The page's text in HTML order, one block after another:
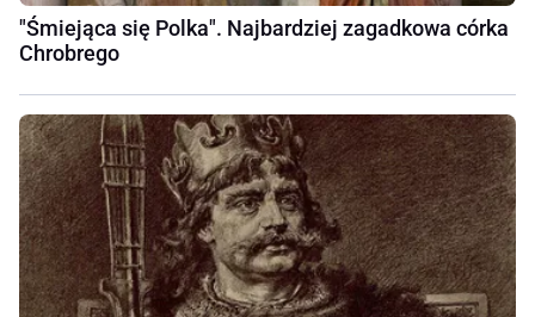
"Śmiejąca się Polka". Najbardziej zagadkowa córka
Chrobrego